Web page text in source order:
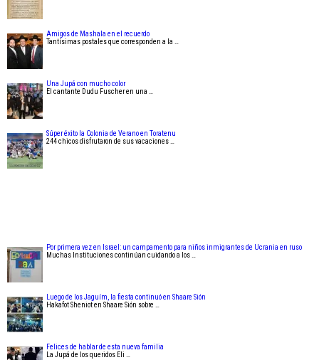
Amigos de Mashala en el recuerdo
Tantísimas postales que corresponden a la …
Una Jupá con mucho color
El cantante Dudu Fuscher en una …
Súper éxito la Colonia de Verano en Toratenu
244 chicos disfrutaron de sus vacaciones …
Por primera vez en Israel: un campamento para niños inmigrantes de Ucrania en ruso
Muchas Instituciones continúan cuidando a los …
Luego de los Jaguím, la fiesta continuó en Shaare Sión
Hakafot Sheniot en Shaare Sión sobre …
Felices de hablar de esta nueva familia
La Jupá de los queridos Eli …